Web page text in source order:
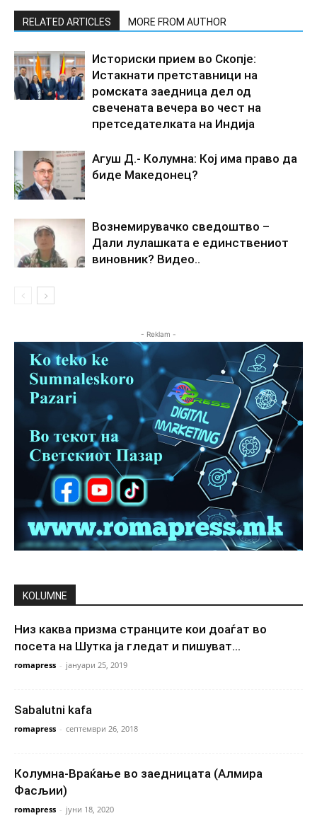
RELATED ARTICLES MORE FROM AUTHOR
Историски прием во Скопје:
Истакнати претставници на
ромската заедница дел од
свечената вечера во чест на
претседателката на Индија
Агуш Д.- Колумна: Кој има право да
биде Македонец?
Вознемирувачко сведоштво –
Дали лулашката е единствениот
виновник? Видео..
- Reklam -
KOLUMNE
Низ каква призма странците кои доаѓат во
посета на Шутка ја гледат и пишуват...
romapress - јануари 25, 2019
Sabalutni kafa
romapress - септември 26, 2018
Колумна-Враќање во заедницата (Алмира
Фасљии)
romapress - јуни 18, 2020